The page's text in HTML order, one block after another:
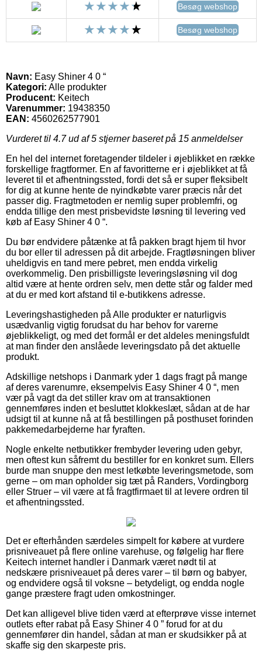
Besøg webshop
Besøg webshop
Navn: Easy Shiner 4 0 “
Kategori: Alle produkter
Producent: Keitech
Varenummer: 19438350
EAN: 4560262577901
Vurderet til 4.7ud af 5 stjerner baseret på 15 anmeldelser
En hel del internet foretagender tildeler i øjeblikket en række
forskellige fragtformer. En af favoritterne er i øjeblikket at få
leveret til et afhentningssted, fordi det så er super fleksibelt
for dig at kunne hente de nyindkøbte varer præcis når det
passer dig. Fragtmetoden er nemlig super problemfri, og
endda tillige den mest prisbevidste løsning til levering ved
køb af Easy Shiner 4 0 “.
Du bør endvidere påtænke at få pakken bragt hjem til hvor
du bor eller til adressen på dit arbejde. Fragtløsningen bliver
uheldigvis en tand mere pebret, men endda virkelig
overkommelig. Den prisbilligste leveringsløsning vil dog
altid være at hente ordren selv, men dette står og falder med
at du er med kort afstand til e-butikkens adresse.
Leveringshastigheden på Alle produkter er naturligvis
usædvanlig vigtig forudsat du har behov for varerne
øjeblikkeligt, og med det formål er det aldeles meningsfuldt
at man finder den anslåede leveringsdato på det aktuelle
produkt.
Adskillige netshops i Danmark yder 1 dags fragt på mange
af deres varenumre, eksempelvis Easy Shiner 4 0 “, men
vær på vagt da det stiller krav om at transaktionen
gennemføres inden et besluttet klokkeslæt, sådan at de har
udsigt til at kunne nå at få bestillingen på posthuset forinden
pakkemedarbejderne har fyraften.
Nogle enkelte netbutikker frembyder levering uden gebyr,
men oftest kun såfremt du bestiller for en konkret sum. Ellers
burde man snuppe den mest letkøbte leveringsmetode, som
gerne – om man opholder sig tæt på Randers, Vordingborg
eller Struer – vil være at få fragtfirmaet til at levere ordren til
et afhentningssted.
Det er efterhånden særdeles simpelt for købere at vurdere
prisniveauet på flere online varehuse, og følgelig har flere
Keitech internet handler i Danmark været nødt til at
nedskære prisniveauet på deres varer – til børn og babyer,
og endvidere også til voksne – betydeligt, og endda nogle
gange præstere fragt uden omkostninger.
Det kan alligevel blive tiden værd at efterprøve visse internet
outlets efter rabat på Easy Shiner 4 0 ” forud for at du
gennemfører din handel, sådan at man er skudsikker på at
skaffe sig den skarpeste pris.